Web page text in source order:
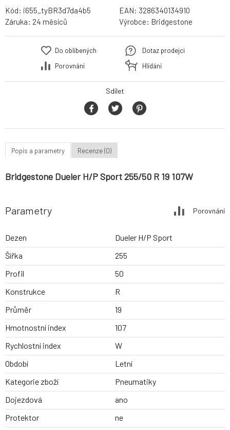
Kód: i655_tyBR3d7da4b5 EAN: 3286340134910
Záruka: 24 měsíců Výrobce: Bridgestone
Do oblíbených
Porovnání
Dotaz prodejci
Hlídání
Sdílet
Popis a parametry Recenze (0)
Bridgestone Dueler H/P Sport 255/50 R 19 107W
Parametry Porovnání
Dezen
Dueler H/P Sport
Šířka
255
Profil
50
Konstrukce
R
Průměr
19
Hmotnostní index
107
Rychlostní index
W
Období
Letní
Kategorie zboží
Pneumatiky
Dojezdová
ano
Protektor
ne